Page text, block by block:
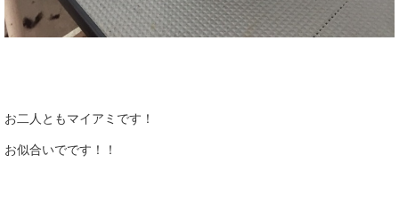
お二人ともマイアミです！
お似合いでです！！